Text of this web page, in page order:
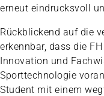
erneut eindrucksvoll
Rückblickend auf die
erkennbar, dass die
Innovation und
Sporttechnologie
Student mit einem